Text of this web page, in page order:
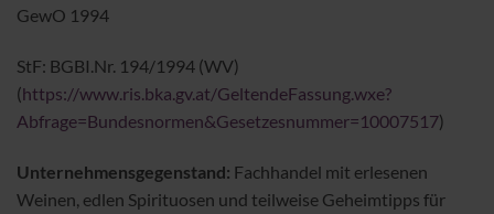
GewO 1994
StF: BGBI.Nr. 194/1994 (WV)
(https://www.ris.bka.gv.at/GeltendeFassung.wxe?
Abfrage=Bundesnormen&Gesetzesnummer=10007517)
Unternehmensgegenstand: Fachhandel mit erlesenen
Weinen, edlen Spirituosen und teilweise Geheimtipps für